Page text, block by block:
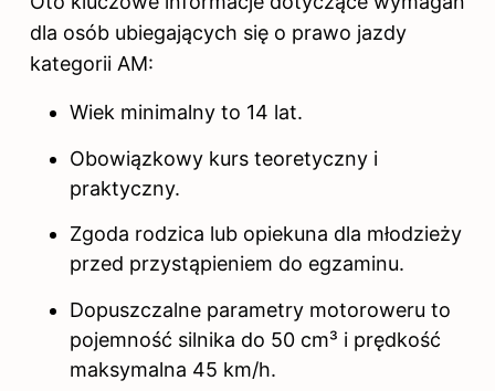
dla osób ubiegających się o prawo jazdy
kategorii AM:
Wiek minimalny to 14 lat.
Obowiązkowy kurs teoretyczny i
praktyczny.
Zgoda rodzica lub opiekuna dla młodzieży
przed przystąpieniem do egzaminu.
Dopuszczalne parametry motoroweru to
pojemność silnika do 50 cm³ i prędkość
maksymalna 45 km/h.